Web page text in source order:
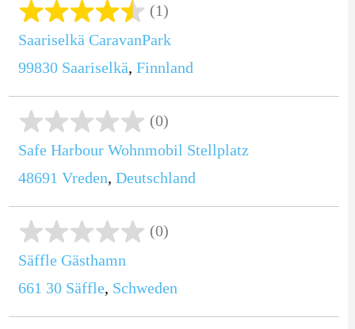
(1)
Saariselkä CaravanPark
99830 Saariselkä, Finnland
(0)
Safe Harbour Wohnmobil Stellplatz
48691 Vreden, Deutschland
(0)
Säffle Gästhamn
661 30 Säffle, Schweden